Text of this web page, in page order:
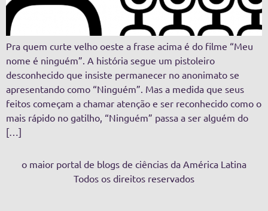
Pra quem curte velho oeste a frase acima é do filme “Meu
nome é ninguém”. A história segue um pistoleiro
desconhecido que insiste permanecer no anonimato se
apresentando como “Ninguém”. Mas a medida que seus
feitos começam a chamar atenção e ser reconhecido como o
mais rápido no gatilho, “Ninguém” passa a ser alguém do
[…]
o maior portal de blogs de ciências da América Latina
Todos os direitos reservados